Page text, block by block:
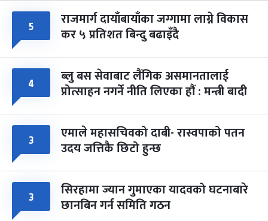
५ राजमार्ग दायाँबायाँका जग्गामा लाग्ने विकास
कर ५ प्रतिशत बिन्दु बढाइँदै
४ ब्लु बस सेवाबाट लैंगिक असमानतालाई
प्रोत्साहन नगर्ने नीति लिएका हौं : मन्त्री बादी
३ एमाले महासचिवको दाबी- रास्वपाको पतन
उदय जत्तिकै छिटो हुन्छ
३ सिरहामा ज्यान गुमाएका यादवको घटनाबारे
छानबिन गर्न समिति गठन